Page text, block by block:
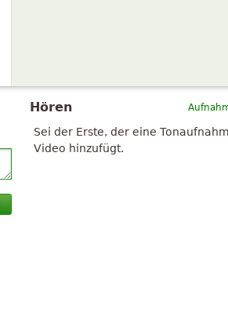
Hören
Sei der Erste, der eine
Video hinzufügt.